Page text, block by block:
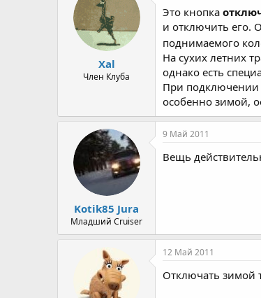
Xal
Член Клуба
Это кнопка
и отключить его.
поднимаемого
На сухих летних
однако есть
При подключении
особенно зимой,
Kotik85 Jura
Младший Cruiser
9 Май 2011
Вещь
12 Май 2011
Отключать зимой